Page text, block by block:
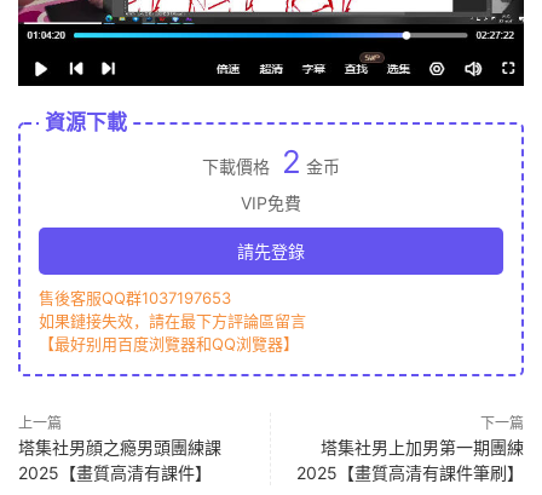
資源下載
下載價格 2 金币
VIP免費
請先登錄
售後客服QQ群1037197653
如果鏈接失效，請在最下方評論區留言
【最好别用百度浏覽器和QQ浏覽器】
上一篇
塔集社男顔之瘾男頭團練課
2025【畫質高清有課件】
下一篇
塔集社男上加男第一期團練
2025【畫質高清有課件筆刷】